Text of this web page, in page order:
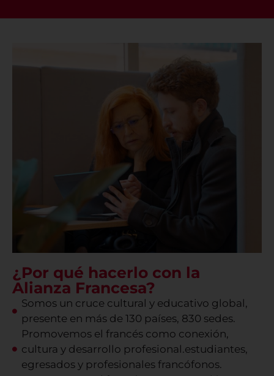
¿Por qué hacerlo con la
Alianza Francesa?
Somos un cruce cultural y educativo global,
presente en más de 130 países, 830 sedes.
Promovemos el francés como conexión,
cultura y desarrollo profesional.estudiantes,
egresados y profesionales francófonos.